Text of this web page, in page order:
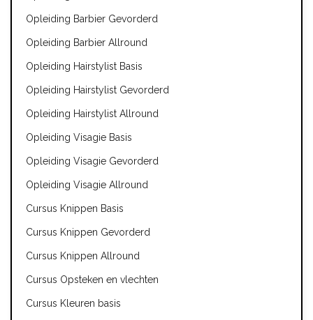
Opleiding Barbier Gevorderd
Opleiding Barbier Allround
Opleiding Hairstylist Basis
Opleiding Hairstylist Gevorderd
Opleiding Hairstylist Allround
Opleiding Visagie Basis
Opleiding Visagie Gevorderd
Opleiding Visagie Allround
Cursus Knippen Basis
Cursus Knippen Gevorderd
Cursus Knippen Allround
Cursus Opsteken en vlechten
Cursus Kleuren basis